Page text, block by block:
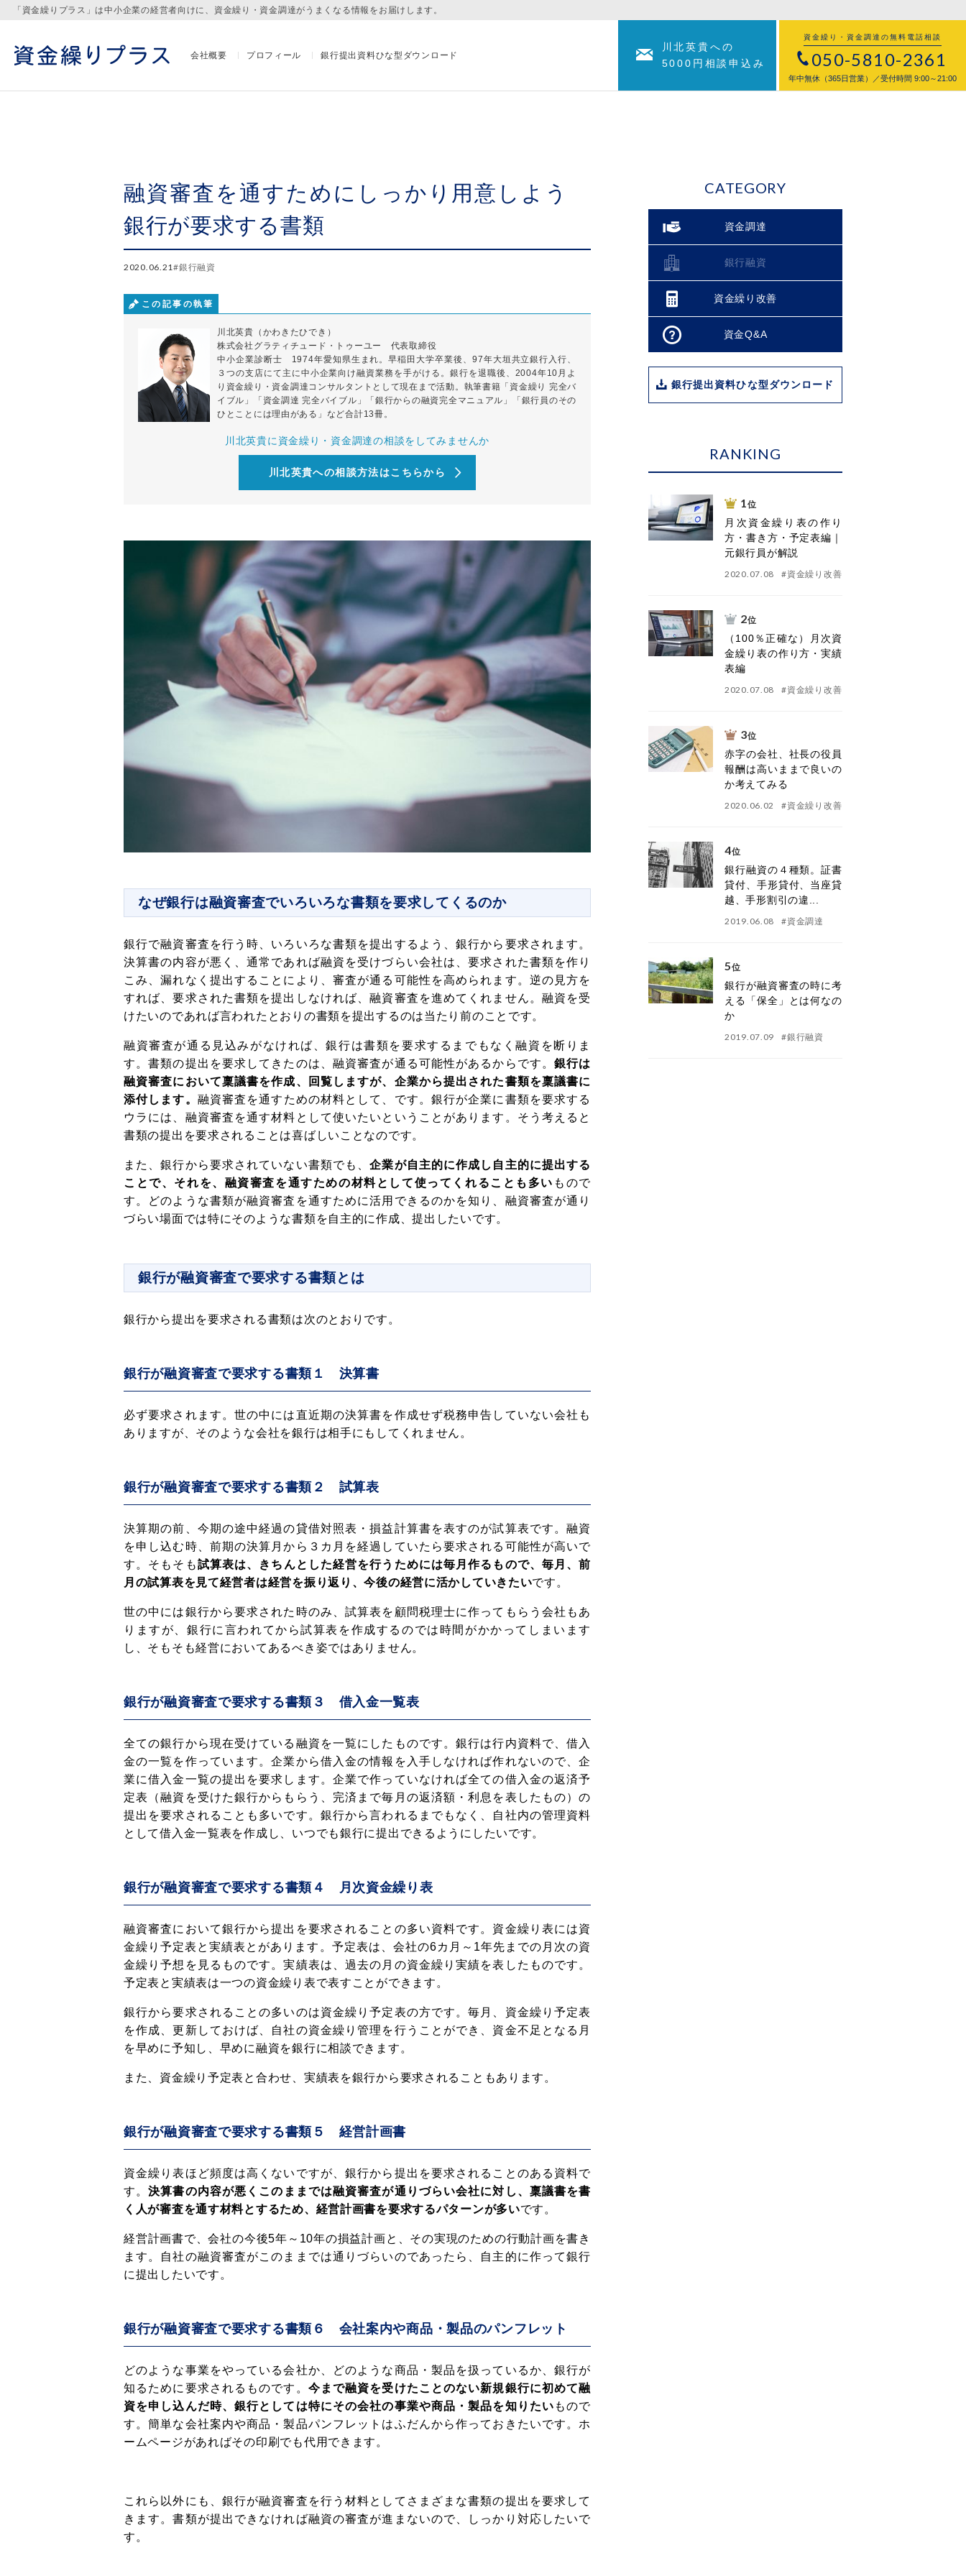
「資金繰りプラス」は中小企業の経営者向けに、資金繰り・資金調達がうまくなる情報をお届けします。
川北英貴への
5000円相談申込み
資金繰り・資金調達の無料電話相談
050-5810-2361
年中無休（365日営業）／受付時間 9:00～21:00
会社概要 プロフィール 銀行提出資料ひな型ダウンロード
融資審査を通すためにしっかり用意しよう
銀行が要求する書類
2020.06.21#銀行融資
この記事の執筆
川北英貴（かわきたひでき）
株式会社グラティチュード・トゥーユー 代表取締役
中小企業診断士 1974年愛知県生まれ。早稲田大学卒業後、97年大垣共立銀行入行、
３つの支店にて主に中小企業向け融資業務を手がける。銀行を退職後、2004年10月よ
り資金繰り・資金調達コンサルタントとして現在まで活動。執筆書籍「資金繰り 完全バ
イブル」「資金調達 完全バイブル」「銀行からの融資完全マニュアル」「銀行員のその
ひとことには理由がある」など合計13冊。
川北英貴に資金繰り・資金調達の相談をしてみませんか
川北英貴への相談方法はこちらから
なぜ銀行は融資審査でいろいろな書類を要求してくるのか
銀行で融資審査を行う時、いろいろな書類を提出するよう、銀行から要求されます。
決算書の内容が悪く、通常であれば融資を受けづらい会社は、要求された書類を作り
こみ、漏れなく提出することにより、審査が通る可能性を高められます。逆の見方を
すれば、要求された書類を提出しなければ、融資審査を進めてくれません。融資を受
けたいのであれば言われたとおりの書類を提出するのは当たり前のことです。
融資審査が通る見込みがなければ、銀行は書類を要求するまでもなく融資を断りま
す。書類の提出を要求してきたのは、融資審査が通る可能性があるからです。銀行は
融資審査において稟議書を作成、回覧しますが、企業から提出された書類を稟議書に
添付します。 融資審査を通すための材料として、です。銀行が企業に書類を要求する
ウラには、融資審査を通す材料として使いたいということがあります。そう考えると
書類の提出を要求されることは喜ばしいことなのです。
また、銀行から要求されていない書類でも、企業が自主的に作成し自主的に提出する
ことで、それを、融資審査を通すための材料として使ってくれることも多い もので
す。どのような書類が融資審査を通すために活用できるのかを知り、融資審査が通り
づらい場面では特にそのような書類を自主的に作成、提出したいです。
銀行が融資審査で要求する書類とは
銀行から提出を要求される書類は次のとおりです。
銀行が融資審査で要求する書類１ 決算書
必ず要求されます。世の中には直近期の決算書を作成せず税務申告していない会社も
ありますが、そのような会社を銀行は相手にもしてくれません。
銀行が融資審査で要求する書類２ 試算表
決算期の前、今期の途中経過の貸借対照表・損益計算書を表すのが試算表です。融資
を申し込む時、前期の決算月から３カ月を経過していたら要求される可能性が高いで
す。そもそも試算表は、きちんとした経営を行うためには毎月作るもので、毎月、前
月の試算表を見て経営者は経営を振り返り、今後の経営に活かしていきたいです。
世の中には銀行から要求された時のみ、試算表を顧問税理士に作ってもらう会社もあ
りますが、銀行に言われてから試算表を作成するのでは時間がかかってしまいます
し、そもそも経営においてあるべき姿ではありません。
銀行が融資審査で要求する書類３ 借入金一覧表
全ての銀行から現在受けている融資を一覧にしたものです。銀行は行内資料で、借入
金の一覧を作っています。企業から借入金の情報を入手しなければ作れないので、企
業に借入金一覧の提出を要求します。企業で作っていなければ全ての借入金の返済予
定表（融資を受けた銀行からもらう、完済まで毎月の返済額・利息を表したもの）の
提出を要求されることも多いです。銀行から言われるまでもなく、自社内の管理資料
として借入金一覧表を作成し、いつでも銀行に提出できるようにしたいです。
銀行が融資審査で要求する書類４ 月次資金繰り表
融資審査において銀行から提出を要求されることの多い資料です。資金繰り表には資
金繰り予定表と実績表とがあります。予定表は、会社の6カ月～1年先までの月次の資
金繰り予想を見るものです。実績表は、過去の月の資金繰り実績を表したものです。
予定表と実績表は一つの資金繰り表で表すことができます。
銀行から要求されることの多いのは資金繰り予定表の方です。毎月、資金繰り予定表
を作成、更新しておけば、自社の資金繰り管理を行うことができ、資金不足となる月
を早めに予知し、早めに融資を銀行に相談できます。
また、資金繰り予定表と合わせ、実績表を銀行から要求されることもあります。
銀行が融資審査で要求する書類５ 経営計画書
資金繰り表ほど頻度は高くないですが、銀行から提出を要求されることのある資料で
す。決算書の内容が悪くこのままでは融資審査が通りづらい会社に対し、稟議書を書
く人が審査を通す材料とするため、経営計画書を要求するパターンが多いです。
経営計画書で、会社の今後5年～10年の損益計画と、その実現のための行動計画を書き
ます。自社の融資審査がこのままでは通りづらいのであったら、自主的に作って銀行
に提出したいです。
銀行が融資審査で要求する書類６ 会社案内や商品・製品のパンフレット
どのような事業をやっている会社か、どのような商品・製品を扱っているか、銀行が
知るために要求されるものです。 今まで融資を受けたことのない新規銀行に初めて融
資を申し込んだ時、銀行としては特にその会社の事業や商品・製品を知りたい もので
す。簡単な会社案内や商品・製品パンフレットはふだんから作っておきたいです。ホ
ームページがあればその印刷でも代用できます。
これら以外にも、銀行が融資審査を行う材料としてさまざまな書類の提出を要求して
きます。書類が提出できなければ融資の審査が進まないので、しっかり対応したいで
す。
CATEGORY
資金調達
銀行融資
資金繰り改善
資金Q&A
銀行提出資料ひな型ダウンロード
RANKING
1位
月次資金繰り表の作り
方・書き方・予定表編｜
元銀行員が解説
2020.07.08 #資金繰り改善
2位
（100％正確な）月次資
金繰り表の作り方・実績
表編
2020.07.08 #資金繰り改善
3位
赤字の会社、社長の役員
報酬は高いままで良いの
か考えてみる
2020.06.02 #資金繰り改善
4位
銀行融資の４種類。証書
貸付、手形貸付、当座貸
越、手形割引の違...
2019.06.08 #資金調達
5位
銀行が融資審査の時に考
える「保全」とは何なの
か
2019.07.09 #銀行融資